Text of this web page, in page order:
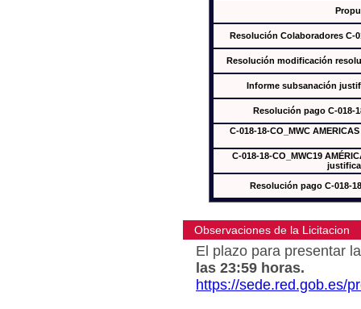
Resolución Colaboradores C-
Resolución modificación
Informe subsanación
Resolución pago C-018-
C-018-18-CO_MWC
C-018-18-CO_MWC19
Resolución pago C-018-
Observaciones de la Licitacion
El plazo para presentar
las 23:59 horas.
https://sede.red.gob.es/